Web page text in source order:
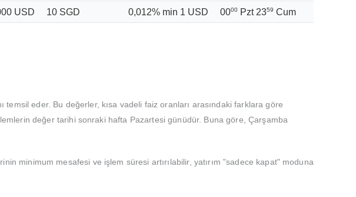
USD 10 SGD 0,012% min 1 USD 0000 Pzt 2359 Cum
eder. Bu değerler, kısa vadeli faiz oranları arasındaki farklara göre
değer tarihi sonraki hafta Pazartesi günüdür. Buna göre, Çarşamba
minimum mesafesi ve işlem süresi artırılabilir, yatırım "sadece kapat" moduna